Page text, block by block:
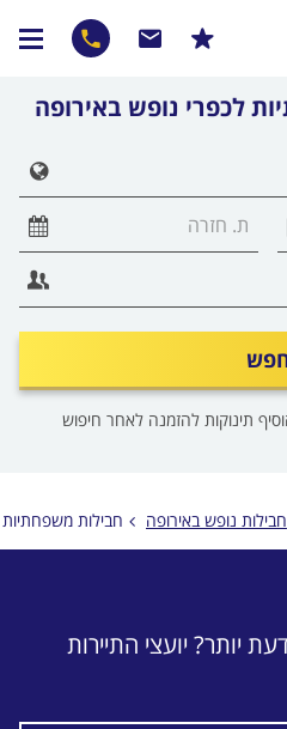
לכפרי נופש באירופה
תינוקות להזמנה לאחר חיפוש
חבילות נופש באירופה חבילות
יותר? יועצי התיירות